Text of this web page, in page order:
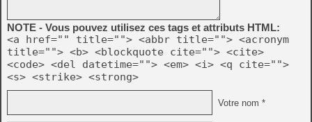
NOTE - Vous pouvez utilisez ces tags et attributs HTML:
<a href="" title=""> <abbr title=""> <acronym
title=""> <b> <blockquote cite=""> <cite>
<code> <del datetime=""> <em> <i> <q cite="">
<s> <strike> <strong>
Votre nom *